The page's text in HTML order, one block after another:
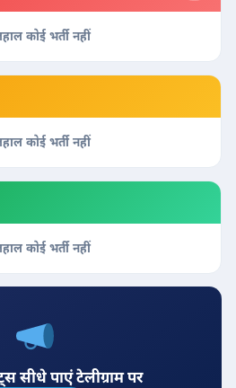
कोई भर्ती नहीं
कोई भर्ती नहीं
कोई भर्ती नहीं
सीधे पाएं टेलीग्राम पर